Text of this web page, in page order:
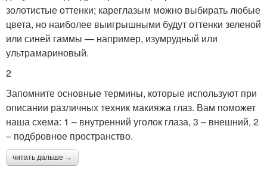
золотистые оттенки; кареглазым можно выбирать любые
цвета, но наиболее выигрышными будут оттенки зеленой
или синей гаммы — например, изумрудный или
ультрамариновый.
2
Запомните основные термины, которые используют при
описании различных техник макияжа глаз. Вам поможет
наша схема: 1 – внутренний уголок глаза, 3 – внешний, 2
– подбровное пространство.
читать дальше →